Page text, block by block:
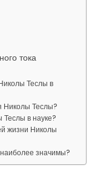
тока
Теслы в
Николы Теслы?
в науке?
жизни Николы
значимы?